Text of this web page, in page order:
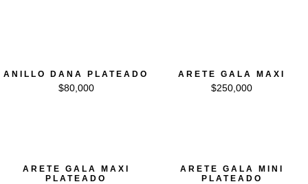
ANILLO DANA PLATEADO
$80,000
ARETE GALA MAXI
$250,000
ARETE GALA MAXI
PLATEADO
ARETE GALA MINI
PLATEADO